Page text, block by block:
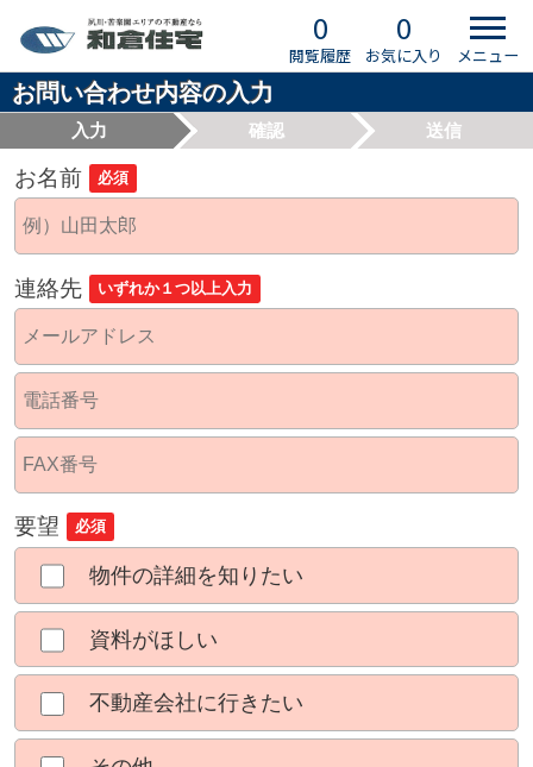
0
閲覧履歴
0
お気に入り メニュー
お問い合わせ内容の入力
入力 確認 送信
お名前 必須
連絡先 いずれか１つ以上入力
要望 必須
物件の詳細を知りたい
資料がほしい
不動産会社に行きたい